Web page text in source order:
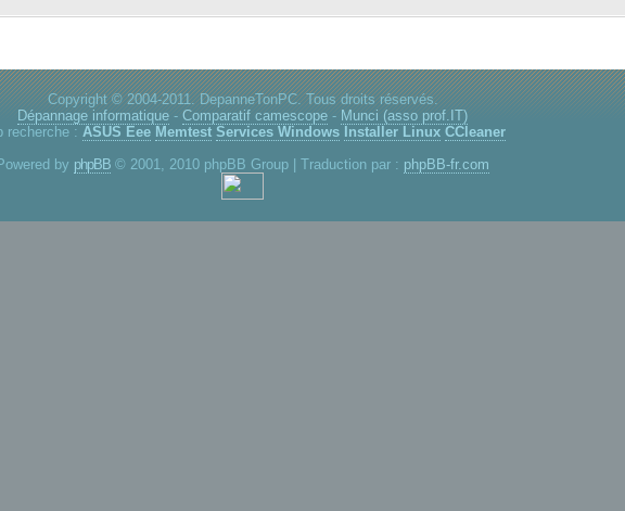
Copyright © 2004-2011. DepanneTonPC. Tous droits réservés.
Dépannage informatique -Comparatif camescope - Munci (asso prof.IT)
recherche : ASUS Eee Memtest Services Windows Installer Linux CCleaner
by phpBB © 2001, 2010 phpBB Group | Traduction par : phpBB-fr.com